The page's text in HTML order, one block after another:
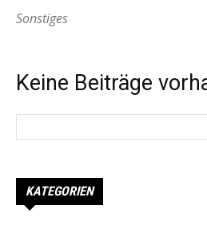
Sonstiges
Keine Beiträge
KATEGORIEN